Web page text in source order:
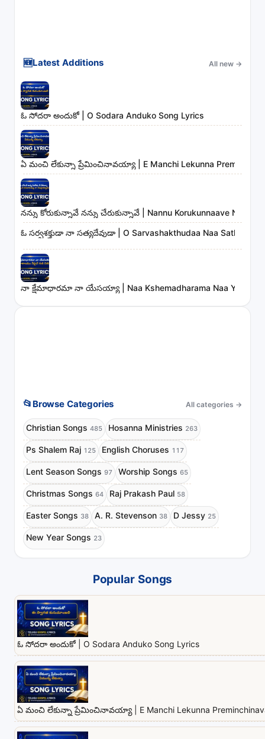
🆕Latest Additions All new →
ఓ సోదరా అందుకో | O Sodara Anduko Song Lyrics
ఏ మంచి లేకున్నా ప్రేమించినావయ్యా | E Manchi Lekunna
నన్ను కోరుకున్నావే నన్ను చేరుకున్నావే | Nannu Korukunnaave Nannu
ఓ సర్వశక్తుడా నా సత్యదేవుడా | O Sarvashakthudaa Naa
నా క్షేమాధారమా నా యేసయ్యా | Naa Kshemadharama Naa Yesayya
📂 Browse Categories All categories →
Christian Songs 485 Hosanna Ministries 263
Ps Shalem Raj 125 English Choruses 117
Lent Season Songs 97 Worship Songs 65
Christmas Songs 64 Raj Prakash Paul 58
Easter Songs 38 A. R. Stevenson 38 D Jessy 25
New Year Songs 23
Popular Songs
ఓ సోదరా అందుకో | O Sodara Anduko Song Lyrics
ఏ మంచి లేకున్నా ప్రేమించినావయ్యా | E Manchi Lekunna